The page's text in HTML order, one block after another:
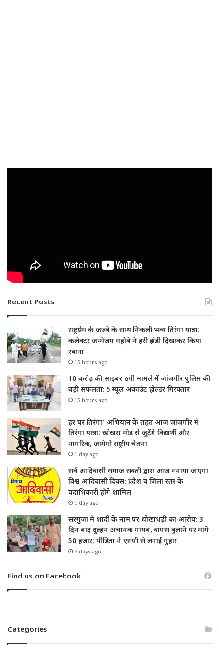
Recent Posts
राष्ट्रप्रेम के जज्बे के साथ निकली भव्य तिरंगा यात्रा:
कलेक्टर जन्मेजय महोबे ने हरी झंडी दिखाकर किया
रवाना
15 hours ago
10 करोड़ की साइबर ठगी मामले में जांजगीर पुलिस की
बड़ी सफलता: 5 म्यूल अकाउंट होल्डर गिरफ्तार
15 hours ago
हर घर तिरंगा’ अभियान के तहत आज जांजगीर में
तिरंगा यात्रा: खोखरा मोड़ से जुटेंगे विद्यार्थी और
नागरिक, जागेगी राष्ट्रीय चेतना
1 day ago
सर्व आदिवासी समाज सक्ती द्वारा आज मनाया जाएगा
विश्व आदिवासी दिवस: प्रदेश व जिला स्तर के
पदाधिकारी होंगे शामिल
1 day ago
सरगुजा में शादी के नाम पर धोखाधड़ी का आरोप: 3
दिन बाद दुल्हन अचानक गायब, वापस बुलाने पर मांगे
50 हजार; पीड़िता ने एसपी से लगाई गुहार
2 days ago
Find us on Facebook
Categories